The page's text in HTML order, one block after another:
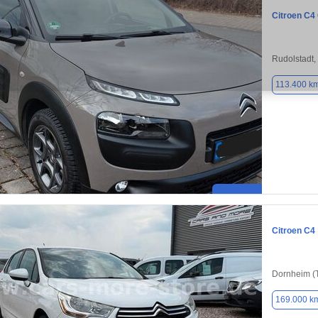
Citroen C4
113.400
Citroen C4
Dornheim
169.000